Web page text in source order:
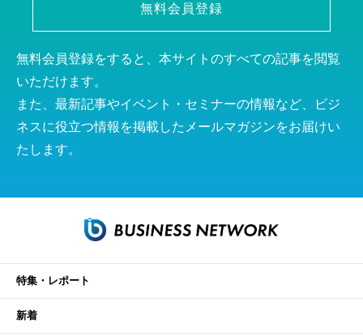
無料会員登録
無料会員登録をすると、本サイトのすべての記事を閲覧
いただけます。
また、最新記事やイベント・セミナーの情報など、ビジ
ネスに役立つ情報を掲載したメールマガジンをお届けい
たします。
特集・レポート
新着